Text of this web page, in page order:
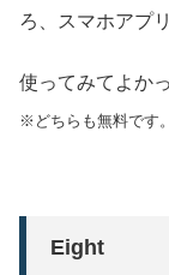
ろ、スマホアプ
使ってみてよか
※どちらも無料です。
Eight